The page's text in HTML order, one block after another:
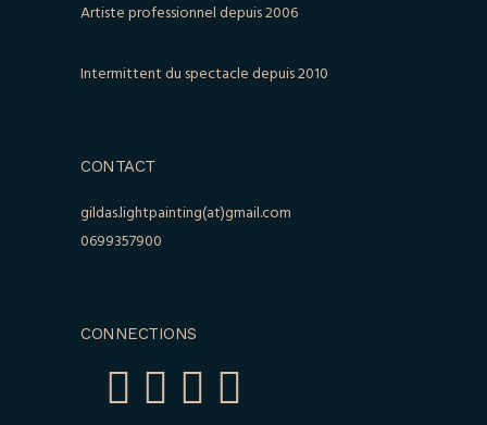
Artiste professionnel depuis 2006
Intermittent du spectacle depuis 2010
CONTACT
gildas.lightpainting(at)gmail.com
0699357900
CONNECTIONS